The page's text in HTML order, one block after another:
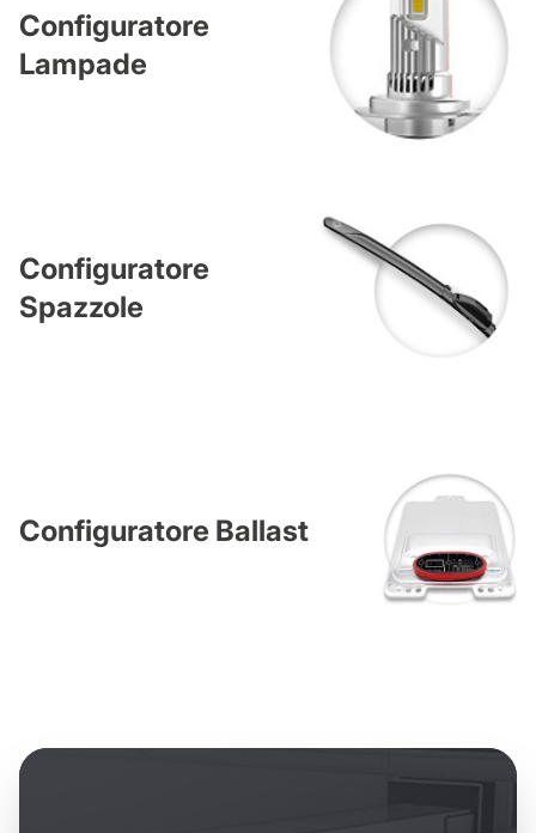
Configuratore
Lampade
Configuratore
Spazzole
Configuratore Ballast